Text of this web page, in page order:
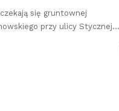
się gruntownej
przy ulicy